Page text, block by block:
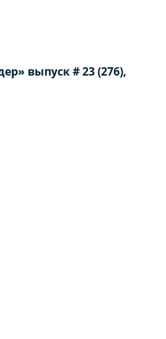
выпуск # 23 (276),